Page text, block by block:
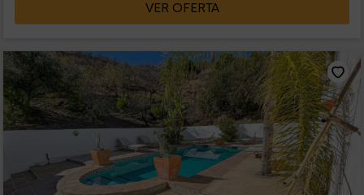
VER OFERTA